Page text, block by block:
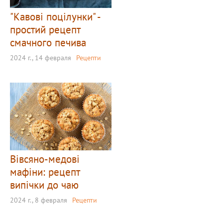
"Кавові поцілунки" -
простий рецепт
смачного печива
2024 г., 14 февраля Рецепти
Вівсяно-медові
мафіни: рецепт
випічки до чаю
2024 г., 8 февраля Рецепти